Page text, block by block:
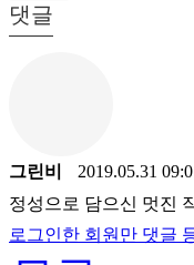
댓글
그린비
2019.05.31
정성으로 담으신 멋진
로그인한 회원만 댓글